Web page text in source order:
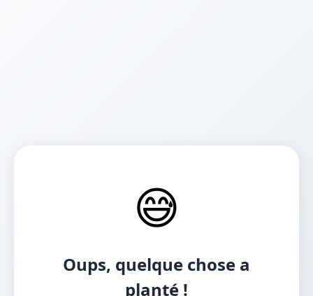
😅
Oups, quelque chose a
planté !